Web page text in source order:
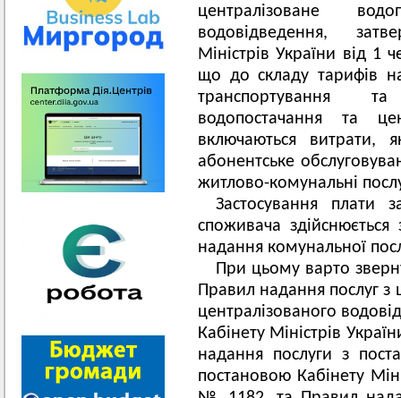
централізоване
водовідведення,
Міністрів України від
що до складу тарифів
транспортування
водопостачання та
включаються витрати,
абонентське
житлово-комунальні
Застосування плати
споживача
надання комунальної
При цьому варто
Правил надання послуг з
централізованого
Кабінету Міністрів
надання послуги з
постановою Кабінету